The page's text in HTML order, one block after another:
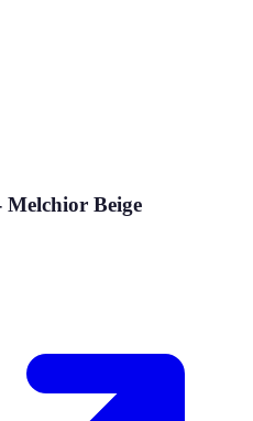
Melchior Beige